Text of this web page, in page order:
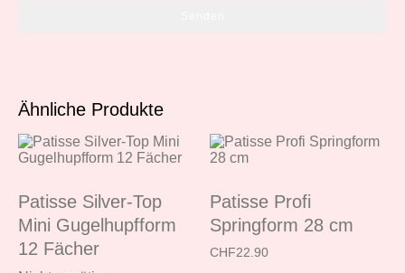
Ähnliche Produkte
Patisse Silver-Top
Mini Gugelhupfform
12 Fächer
Patisse Profi
Springform 28 cm
CHF22.90